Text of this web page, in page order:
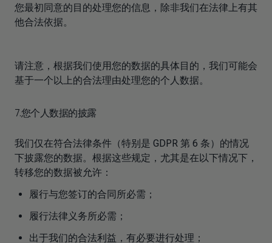
您最初同意的目的处理您的信息，除非我们在法律上有其
他合法依据。
请注意，根据我们使用您的数据的具体目的，我们可能会
基于一个以上的合法理由处理您的个人数据。
7.您个人数据的披露
我们仅在符合法律条件（特别是 GDPR 第 6 条）的情况
下披露您的数据。根据这些规定，尤其是在以下情况下，
转移您的数据被允许：
履行与您签订的合同所必需；
履行法律义务所必需；
出于我们的合法利益，有必要进行处理；